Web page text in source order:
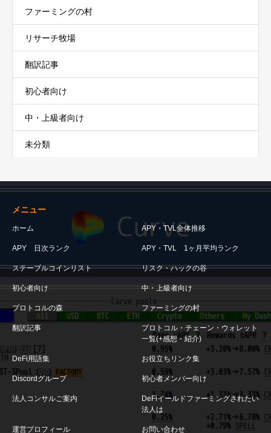
ファーミングの村
リサーチ牧場
翻訳記事
初心者向け
中・上級者向け
未分類
メニュー
ホーム APY・TVL全体推移
APY 日次ランク APY・TVL 1ヶ月平均ランク
ステーブルコインリスト リスク・ハックの谷
初心者向け 中・上級者向け
プロトコルの森 ファーミングの村
翻訳記事
プロトコル・チェーン・ウォレット
一覧(+感想・紹介)
DeFi用語集 お役立ちリンク集
Discordグループ 初心者メンバー向け
法人コンサルご案内
DeFiイールドファーミングされたい
法人は
運営プロフィール お問い合わせ